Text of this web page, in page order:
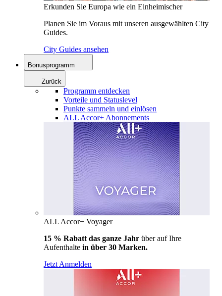
Erkunden Sie Europa wie ein Einheimischer
Planen Sie im Voraus mit unseren ausgewählten City
Guides.
City Guides ansehen
Bonusprogramm
Zurück
Programm entdecken
Vorteile und Statuslevel
Punkte sammeln und einlösen
ALL Accor+ Abonnements
ALL Accor+ Voyager
15 % Rabatt das ganze Jahr über auf Ihre
Aufenthalte in über 30 Marken.
Jetzt Anmelden